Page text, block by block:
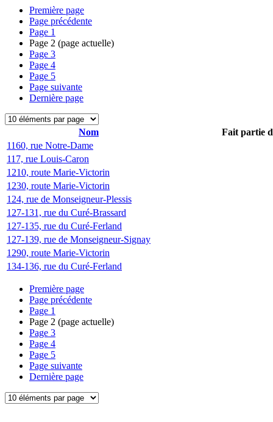
Première page
Page précédente
Page 1
Page 2 (page actuelle)
Page 3
Page 4
Page 5
Page suivante
Dernière page
Nom
Fait partie
1160, rue Notre-Dame
117, rue Louis-Caron
1210, route Marie-Victorin
1230, route Marie-Victorin
124, rue de Monseigneur-Plessis
127-131, rue du Curé-Brassard
127-135, rue du Curé-Ferland
127-139, rue de Monseigneur-Signay
1290, route Marie-Victorin
134-136, rue du Curé-Ferland
Première page
Page précédente
Page 1
Page 2 (page actuelle)
Page 3
Page 4
Page 5
Page suivante
Dernière page